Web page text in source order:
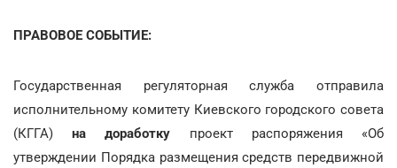
ПРАВОВОЕ СОБЫТИЕ:
Государственная регуляторная служба отправила
исполнительному комитету Киевского городского совета
(КГГА)на доработку проект распоряжения «Об
утверждении Порядка размещения средств передвижной